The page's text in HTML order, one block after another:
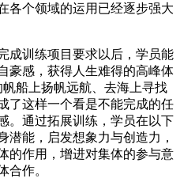
各个领域的运用已经逐步强大
成训练项目要求以后，学员能
豪感，获得人生难得的高峰体
船上扬帆远航、去海上寻找
了这样一个看是不能完成的任
。通过拓展训练，学员在以下
潜能，启发想象力与创造力，
的作用，增进对集体的参与意
合作。